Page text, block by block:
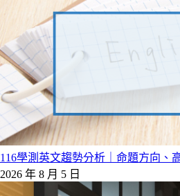
116學測英文趨勢分析｜命題方向、
2026 年 8 月 5 日